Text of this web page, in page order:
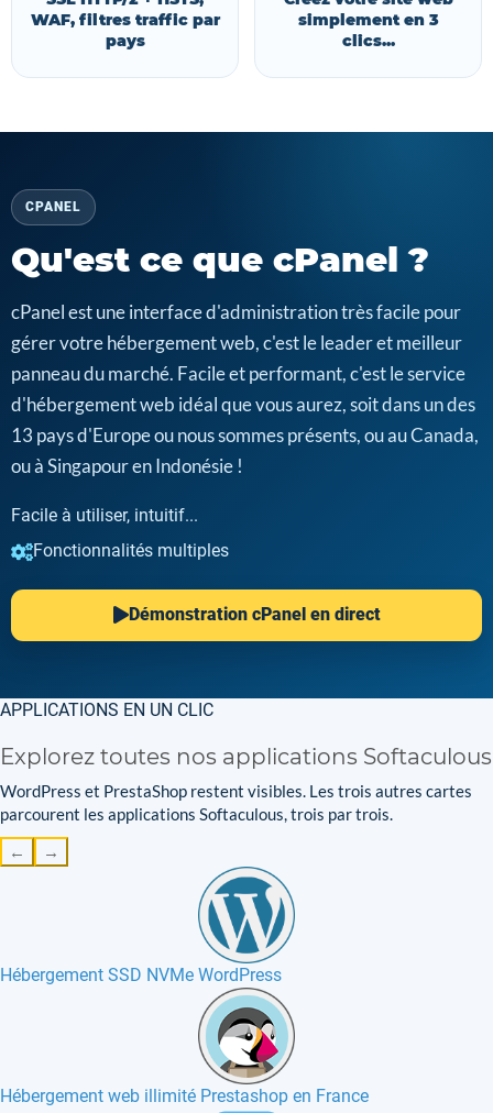
WAF, filtres traffic par
pays
simplement en 3
clics...
CPANEL
Qu'est ce que cPanel ?
cPanel est une interface d'administration très facile pour
gérer votre hébergement web, c'est le leader et meilleur
panneau du marché. Facile et performant, c'est le service
d'hébergement web idéal que vous aurez, soit dans un des
13 pays d'Europe ou nous sommes présents, ou au Canada,
ou à Singapour en Indonésie !
Facile à utiliser, intuitif...
Fonctionnalités multiples
Démonstration cPanel en direct
APPLICATIONS EN UN CLIC
Explorez toutes nos applications Softaculous
WordPress et PrestaShop restent visibles. Les trois autres cartes
parcourent les applications Softaculous, trois par trois.
← →
Hébergement SSD NVMe WordPress
Hébergement web illimité Prestashop en France